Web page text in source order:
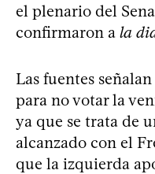
el plenario del
confirmaron a la
Las fuentes
para no votar la
ya que se trata de
alcanzado con el
que la izquierda